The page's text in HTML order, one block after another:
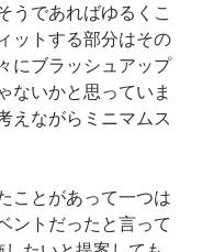
うであればゆるくこ
ットする部分はその
にブラッシュアップ
ないかと思っていま
えながらミニマムス
ことがあって一つは
ントだったと言って